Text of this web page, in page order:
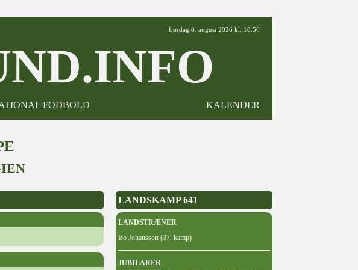
Lørdag 8. august 2026 kl. 18:56
FODBOLD KALENDER
LANDSKAMP 641
LANDSTRÆNER
Bo Johansson (37. kamp)
JUBILARER